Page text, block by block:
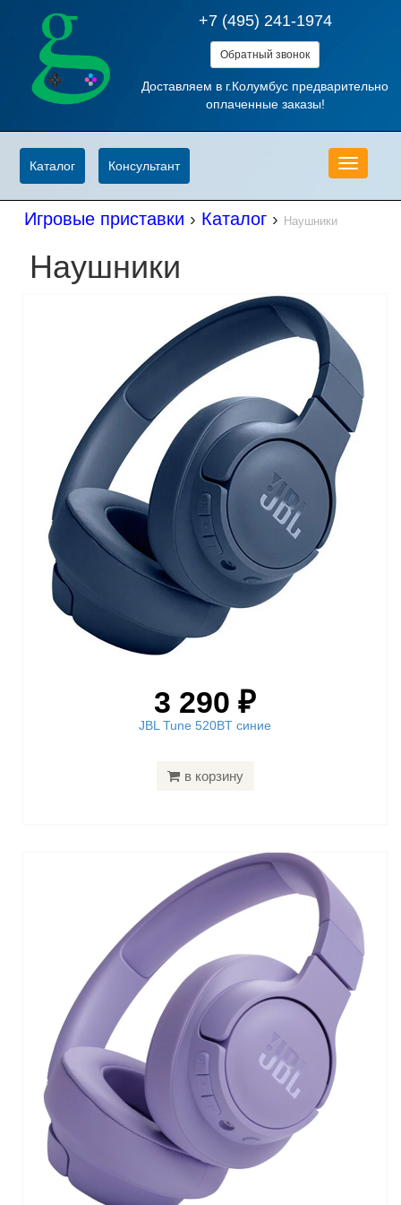
+7 (495) 241-1974
Обратный звонок
Доставляем в г.Колумбус предварительно
оплаченные заказы!
Меню
Каталог Консультант
Игровые приставки › Каталог › Наушники
Наушники
3 290 ₽
JBL Tune 520BT синие
в корзину